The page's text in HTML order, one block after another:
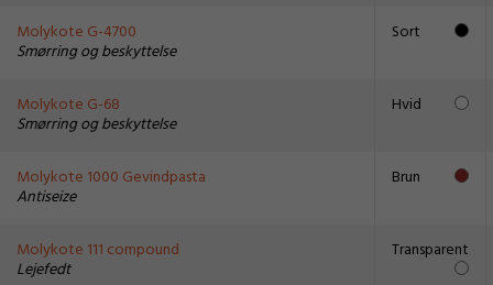
Molykote G-4700
Smørring og beskyttelse
Sort
Molykote G-68
Smørring og beskyttelse
Hvid
Molykote 1000 Gevindpasta
Antiseize
Brun
Molykote 111 compound
Lejefedt
Transparent